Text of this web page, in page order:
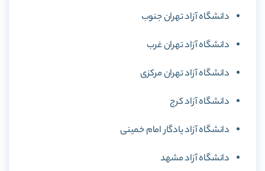
دانشگاه آزاد تهران جنوب
دانشگاه آزاد تهران غرب
دانشگاه آزاد تهران مرکزی
دانشگاه آزاد کرج
دانشگاه آزاد یادگار امام خمینی
دانشگاه آزاد مشهد